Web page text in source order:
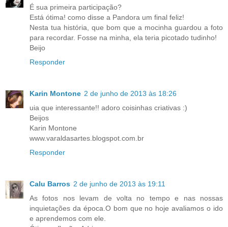
É sua primeira participação?
Está ótima! como disse a Pandora um final feliz!
Nesta tua história, que bom que a mocinha guardou a foto
para recordar. Fosse na minha, ela teria picotado tudinho!
Beijo
Responder
Karin Montone 2 de junho de 2013 às 18:26
uia que interessante!! adoro coisinhas criativas :)
Beijos
Karin Montone
www.varaldasartes.blogspot.com.br
Responder
Calu Barros 2 de junho de 2013 às 19:11
As fotos nos levam de volta no tempo e nas nossas
inquietações da época.O bom que no hoje avaliamos o ido
e aprendemos com ele.